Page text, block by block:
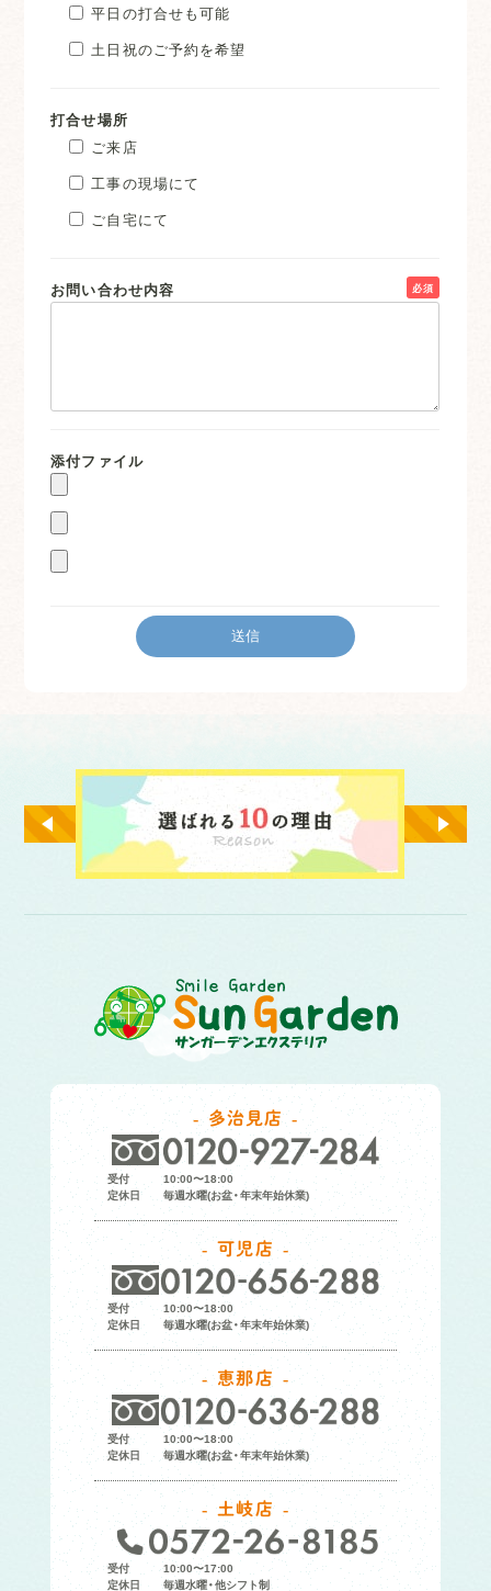
平日の打合せも可能
土日祝のご予約を希望
打合せ場所
ご来店
工事の現場にて
ご自宅にて
お問い合わせ内容 必須
添付ファイル
多治見店
受付
10:00〜18:00
定休日
毎週水曜(お盆・年末年始休業)
可児店
受付
10:00〜18:00
定休日
毎週水曜(お盆・年末年始休業)
恵那店
受付
10:00〜18:00
定休日
毎週水曜(お盆・年末年始休業)
土岐店
受付
10:00〜17:00
定休日
毎週水曜・他シフト制